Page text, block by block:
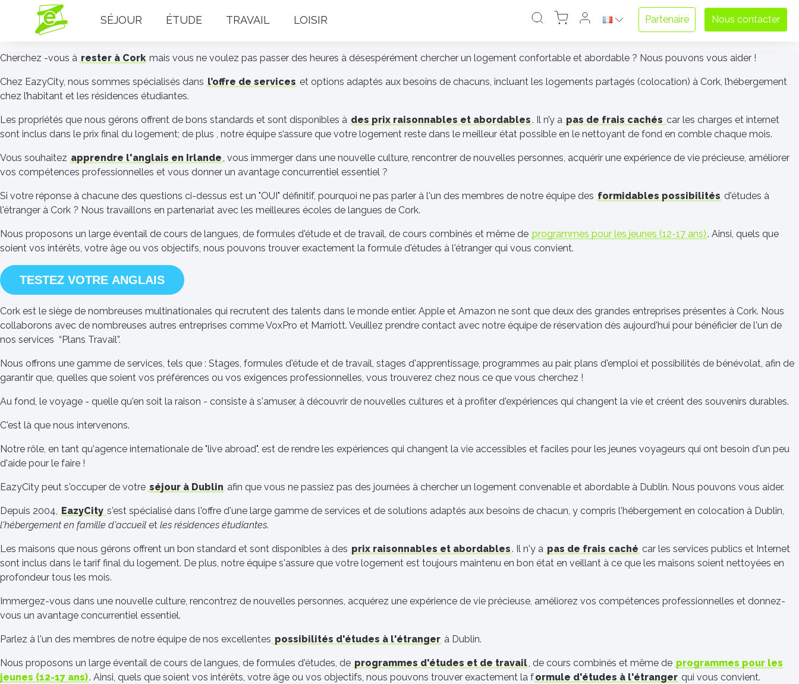
SÉJOUR ÉTUDE TRAVAIL LOISIR Partenaire Nous contacter
Cherchez -vous à rester à Cork mais vous ne voulez pas passer des heures à désespérément chercher un logement confortable et abordable ? Nous pouvons vous aider !
Chez EazyCity, nous sommes spécialisés dans l’offre de services et options adaptés aux besoins de chacuns, incluant les logements partagés (colocation) à Cork, l’hébergement
chez l’habitant et les résidences étudiantes.
Les propriétés que nous gérons offrent de bons standards et sont disponibles à des prix raisonnables et abordables. Il n’y a pas de frais cachés car les charges et internet
sont inclus dans le prix final du logement; de plus , notre équipe s’assure que votre logement reste dans le meilleur état possible en le nettoyant de fond en comble chaque mois.
Vous souhaitez apprendre l'anglais en Irlande, vous immerger dans une nouvelle culture, rencontrer de nouvelles personnes, acquérir une expérience de vie précieuse, améliorer
vos compétences professionnelles et vous donner un avantage concurrentiel essentiel ?
Si votre réponse à chacune des questions ci-dessus est un "OUI" définitif, pourquoi ne pas parler à l'un des membres de notre équipe des formidables possibilités d'études à
l'étranger à Cork ? Nous travaillons en partenariat avec les meilleures écoles de langues de Cork.
Nous proposons un large éventail de cours de langues, de formules d'étude et de travail, de cours combinés et même de programmes pour les jeunes (12-17 ans). Ainsi, quels que
soient vos intérêts, votre âge ou vos objectifs, nous pouvons trouver exactement la formule d'études à l'étranger qui vous convient.
TESTEZ VOTRE ANGLAIS
Cork est le siège de nombreuses multinationales qui recrutent des talents dans le monde entier. Apple et Amazon ne sont que deux des grandes entreprises présentes à Cork. Nous
collaborons avec de nombreuses autres entreprises comme VoxPro et Marriott. Veuillez prendre contact avec notre équipe de réservation dès aujourd'hui pour bénéficier de l'un de
nos services “Plans Travail”.
Nous offrons une gamme de services, tels que : Stages, formules d'étude et de travail, stages d'apprentissage, programmes au pair, plans d'emploi et possibilités de bénévolat, afin de
garantir que, quelles que soient vos préférences ou vos exigences professionnelles, vous trouverez chez nous ce que vous cherchez !
Au fond, le voyage - quelle qu'en soit la raison - consiste à s'amuser, à découvrir de nouvelles cultures et à profiter d'expériences qui changent la vie et créent des souvenirs durables.
C'est là que nous intervenons.
Notre rôle, en tant qu'agence internationale de "live abroad", est de rendre les expériences qui changent la vie accessibles et faciles pour les jeunes voyageurs qui ont besoin d'un peu
d'aide pour le faire !
EazyCity peut s'occuper de votre séjour à Dublin afin que vous ne passiez pas des journées à chercher un logement convenable et abordable à Dublin. Nous pouvons vous aider.
Depuis 2004, EazyCity s'est spécialisé dans l'offre d'une large gamme de services et de solutions adaptés aux besoins de chacun, y compris l'hébergement en colocation à Dublin,
l'hébergement en famille d'accueil et les résidences étudiantes.
Les maisons que nous gérons offrent un bon standard et sont disponibles à des prix raisonnables et abordables. Il n'y a pas de frais caché car les services publics et Internet
sont inclus dans le tarif final du logement. De plus, notre équipe s'assure que votre logement est toujours maintenu en bon état en veillant à ce que les maisons soient nettoyées en
profondeur tous les mois.
Immergez-vous dans une nouvelle culture, rencontrez de nouvelles personnes, acquérez une expérience de vie précieuse, améliorez vos compétences professionnelles et donnez-
vous un avantage concurrentiel essentiel.
Parlez à l'un des membres de notre équipe de nos excellentes possibilités d'études à l'étranger à Dublin.
Nous proposons un large éventail de cours de langues, de formules d'études, de programmes d'études et de travail, de cours combinés et même de programmes pour les
jeunes (12-17 ans). Ainsi, quels que soient vos intérêts, votre âge ou vos objectifs, nous pouvons trouver exactement la formule d'études à l'étranger qui vous convient.